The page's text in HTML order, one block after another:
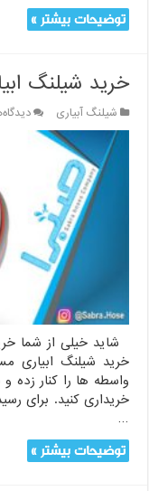
توضیحات بیشتر »
خرید شیلنگ
شیلنگ آبیاری
شاید خیلی از شما
خرید شیلنگ ابیاری
واسطه ها را کنار زده
خریداری کنید. برای
…
توضیحات بیشتر »